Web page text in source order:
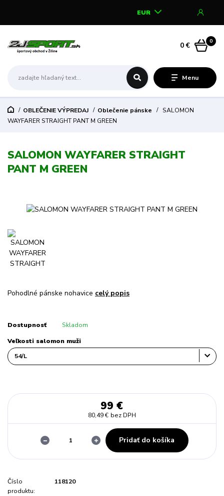
Menu
EUR
0
0 €
OBLEČENIE VÝPREDAJ Oblečenie pánske
SALOMON
WAYFARER STRAIGHT PANT M GREEN
SALOMON WAYFARER STRAIGHT
PANT M GREEN
Pohodlné pánske nohavice celý popis
Dostupnosť Skladom
Veľkosti salomon muži
99 €
80,49 € bez DPH
Pridať do košíka
Číslo
produktu:
118120